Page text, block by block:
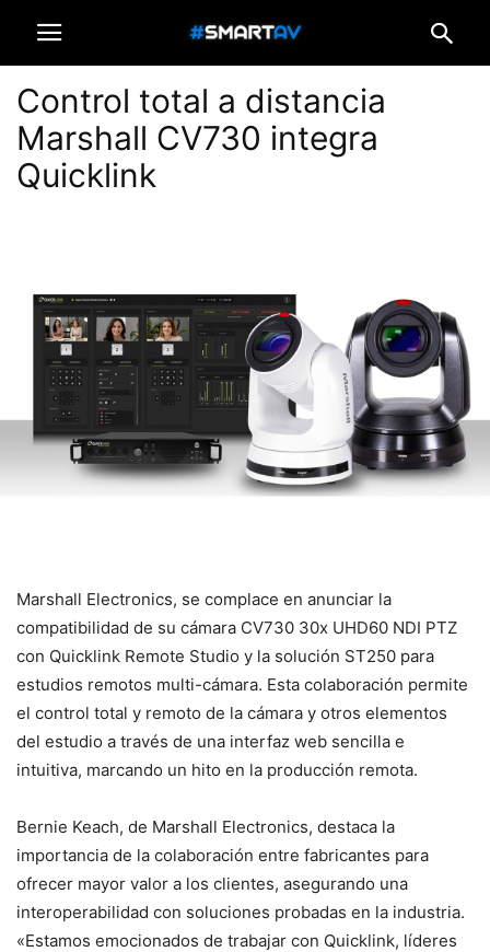
Control total a distancia
Marshall CV730 integra
Quicklink
Marshall Electronics, se complace en anunciar la
compatibilidad de su cámara CV730 30x UHD60 NDI PTZ
con Quicklink Remote Studio y la solución ST250 para
estudios remotos multi-cámara. Esta colaboración permite
el control total y remoto de la cámara y otros elementos
del estudio a través de una interfaz web sencilla e
intuitiva, marcando un hito en la producción remota.
Bernie Keach, de Marshall Electronics, destaca la
importancia de la colaboración entre fabricantes para
ofrecer mayor valor a los clientes, asegurando una
interoperabilidad con soluciones probadas en la industria.
«Estamos emocionados de trabajar con Quicklink, líderes